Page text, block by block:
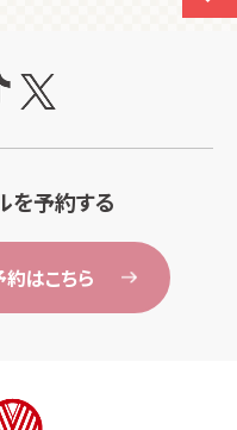
を予約する
はこちら